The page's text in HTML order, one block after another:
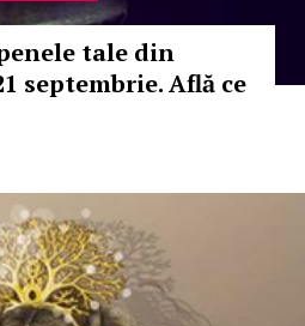
tale din
septembrie. Află ce